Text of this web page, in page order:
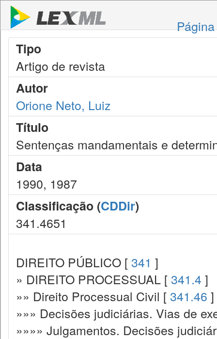
Tipo
Artigo de revista
Autor
Orione Neto, Luiz
Título
Sentenças mandamentais e
Data
1990, 1987
Classificação (CDDir)
341.4651
DIREITO PÚBLICO [ 341 ]
» DIREITO PROCESSUAL [ 341.4 ]
»» Direito Processual Civil [ 341.46 ]
»»» Decisões judiciárias. Vias de
»»»» Julgamentos. Decisões